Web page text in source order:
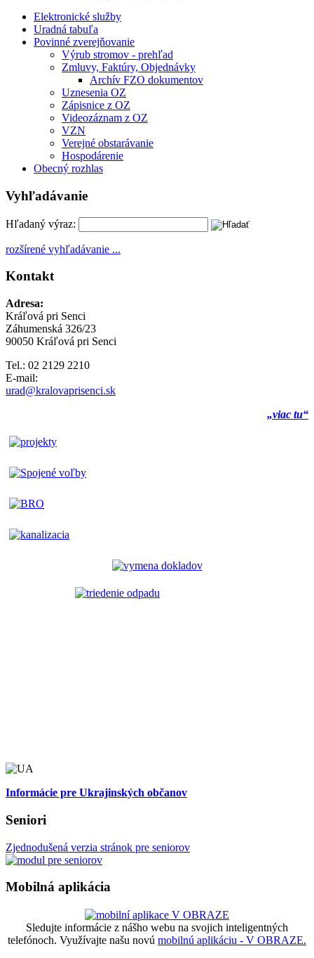
Elektronické služby
Uradná tabuľa
Povinné zverejňovanie
Výrub stromov - prehľad
Zmluvy, Faktúry, Objednávky
Archív FZO dokumentov
Uznesenia OZ
Zápisnice z OZ
Videozáznam z OZ
VZN
Verejné obstarávanie
Hospodárenie
Obecný rozhlas
Vyhľadávanie
Hľadaný výraz:
rozšírené vyhľadávanie ...
Kontakt
Adresa:
Kráľová pri Senci
Záhumenská 326/23
90050 Kráľová pri Senci
Tel.: 02 2129 2210
E-mail:
urad@kralovaprisenci.sk
„viac tu“
Informácie pre Ukrajinských občanov
Seniori
Zjednodušená verzia stránok pre seniorov
Mobilná aplikácia
Sledujte informácie z nášho webu na svojich inteligentných
telefónoch. Využívajte našu novú mobilnú aplikáciu - V OBRAZE.